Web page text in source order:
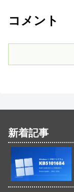
コメント
新着記事